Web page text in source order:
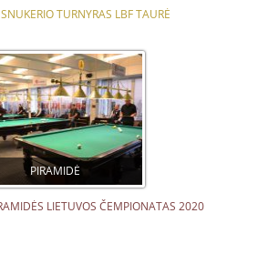
TURNYRAS LBF TAURĖ
PIRAMIDĖ
LIETUVOS ČEMPIONATAS 2020